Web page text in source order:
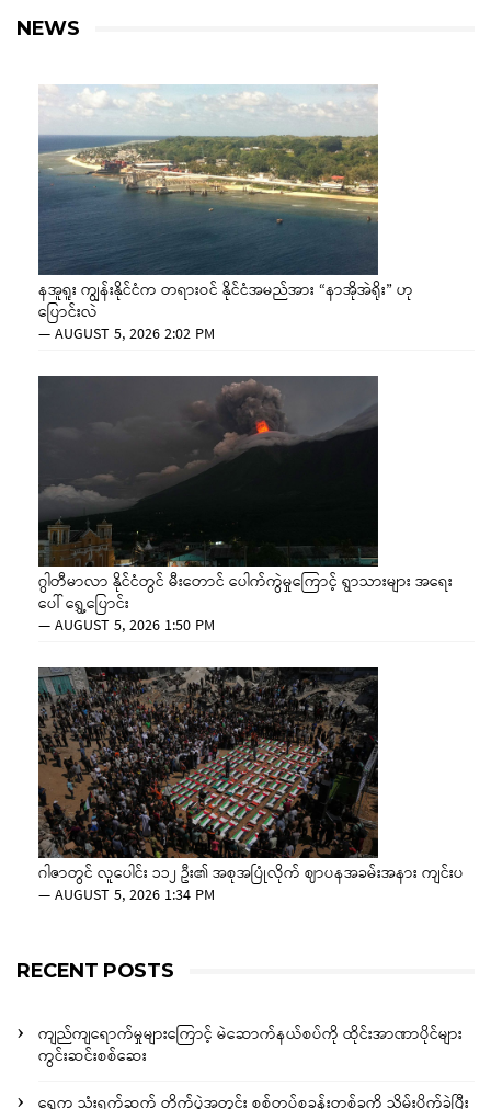
NEWS
နအူရူး ကျွန်းနိုင်ငံက တရားဝင် နိုင်ငံအမည်အား “နာအိုအဲရိုး” ဟု
ပြောင်းလဲ
—AUGUST 5, 2026 2:02 PM
ဂွါတီမာလာ နိုင်ငံတွင် မီးတောင် ပေါက်ကွဲမှုကြောင့် ရွာသားများ အရေး
ပေါ် ရွှေ့ပြောင်း
—AUGUST 5, 2026 1:50 PM
ဂါဇာတွင် လူပေါင်း ၁၁၂ ဦး၏ အစုအပြုံလိုက် ဈာပနအခမ်းအနား ကျင်းပ
—AUGUST 5, 2026 1:34 PM
RECENT POSTS
ကျည်ကျရောက်မှုများကြောင့် မဲဆောက်နယ်စပ်ကို ထိုင်းအာဏာပိုင်များ
ကွင်းဆင်းစစ်ဆေး